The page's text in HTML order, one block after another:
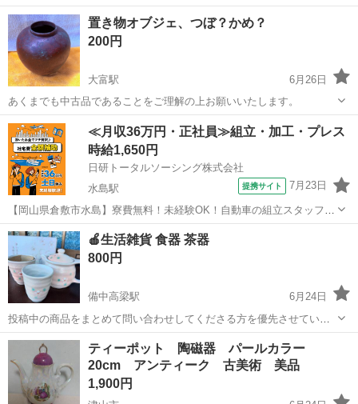
いたものです。 ご了承の上、ご購入をお願いいたします。
岡山 井原市 井原駅
置き物オブジェ、つぼ？かめ？
200円
大富駅
6月26日
あくまでも中古品であることをご理解の上お願いいたします。
岡山 瀬戸内市 大富駅 食器 つぼ
≪月収36万円・正社員≫組立・加工・プレス
時給1,650円
日研トータルソーシング株式会社
水島駅
提携サイト 7月23日
【岡山県倉敷市水島】寮費無料！未経験OK！自動車の組立スタッフ
《お仕事No.NS0089》 お仕事について 車の組立作業です。専用レール
に乗って流れてくる車の骨組みに、車内外の各部品・ハンドル・足回
り・ドア・シートなどの各...
岡山 倉敷市 水島駅 その他
🍎生活雑貨 食器 茶器
800円
備中高梁駅
6月24日
投稿中の商品をまとめて問い合わせしてくださる方を優先させていた
だきます。
岡山 加賀郡 備中高梁駅 食器 商品
ティーポット 陶磁器 パールカラー
20cm アンティーク 古美術 美品
1,900円